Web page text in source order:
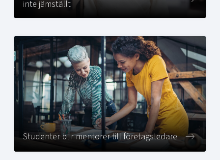
inte jämställt
Studenter blir mentorer till företagsledare